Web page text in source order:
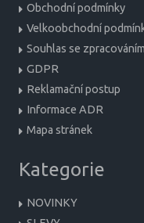
Obchodní podmínky
Velkoobchodní
Souhlas se
GDPR
Reklamační postup
Informace ADR
Mapa stránek
Kategorie
NOVINKY